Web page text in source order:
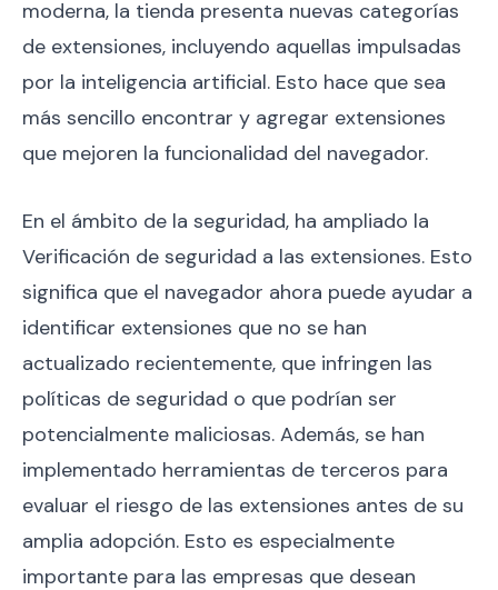
moderna, la tienda presenta nuevas categorías
de extensiones, incluyendo aquellas impulsadas
por la inteligencia artificial. Esto hace que sea
más sencillo encontrar y agregar extensiones
que mejoren la funcionalidad del navegador.
En el ámbito de la seguridad, ha ampliado la
Verificación de seguridad a las extensiones. Esto
significa que el navegador ahora puede ayudar a
identificar extensiones que no se han
actualizado recientemente, que infringen las
políticas de seguridad o que podrían ser
potencialmente maliciosas. Además, se han
implementado herramientas de terceros para
evaluar el riesgo de las extensiones antes de su
amplia adopción. Esto es especialmente
importante para las empresas que desean